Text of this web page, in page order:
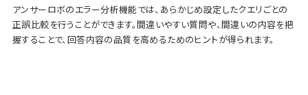
アンサーロボのエラー分析機能では、あらかじめ設定したクエリごとの
正誤比較を行うことができます。間違いやすい質問や、間違いの内容を把
握することで、回答内容の品質を高めるためのヒントが得られます。